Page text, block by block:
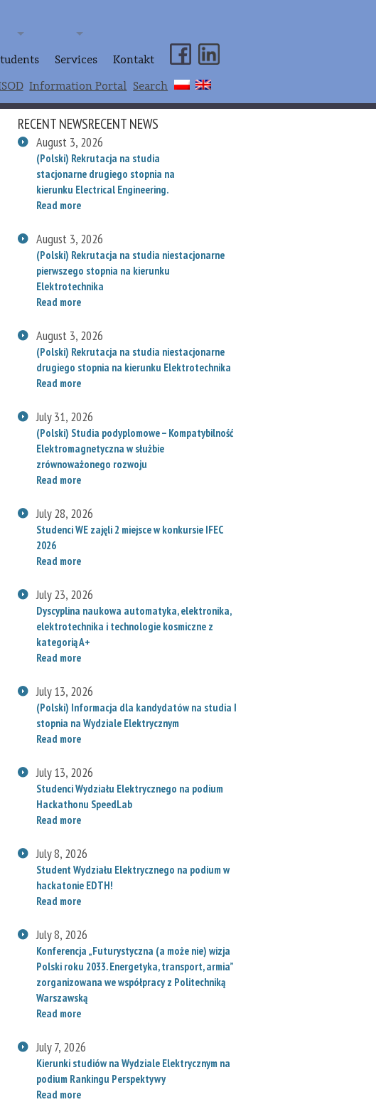
Services
Kontakt
Information Portal Search
RECENT NEWSRECENT NEWS
August 3, 2026
(Polski) Rekrutacja na studia
stacjonarne drugiego stopnia na
kierunku Electrical Engineering.
Read more
August 3, 2026
(Polski) Rekrutacja na studia niestacjonarne
pierwszego stopnia na kierunku
Elektrotechnika
Read more
August 3, 2026
(Polski) Rekrutacja na studia niestacjonarne
drugiego stopnia na kierunku Elektrotechnika
Read more
July 31, 2026
(Polski) Studia podyplomowe – Kompatybilność
Elektromagnetyczna w służbie
zrównoważonego rozwoju
Read more
July 28, 2026
Studenci WE zajęli 2 miejsce w konkursie IFEC
2026
Read more
July 23, 2026
Dyscyplina naukowa automatyka, elektronika,
elektrotechnika i technologie kosmiczne z
kategorią A+
Read more
July 13, 2026
(Polski) Informacja dla kandydatów na studia I
stopnia na Wydziale Elektrycznym
Read more
July 13, 2026
Studenci Wydziału Elektrycznego na podium
Hackathonu SpeedLab
Read more
July 8, 2026
Student Wydziału Elektrycznego na podium w
hackatonie EDTH!
Read more
July 8, 2026
Konferencja „Futurystyczna (a może nie) wizja
Polski roku 2033. Energetyka, transport, armia”
zorganizowana we współpracy z Politechniką
Warszawską
Read more
July 7, 2026
Kierunki studiów na Wydziale Elektrycznym na
podium Rankingu Perspektywy
Read more